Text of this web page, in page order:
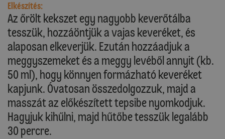
Elkészítés:
Az őrölt kekszet egy nagyobb keverőtálba
tesszük, hozzáöntjük a vajas keveréket, és
alaposan elkeverjük. Ezután hozzáadjuk a
meggyszemeket és a meggy levéből annyit (kb.
50 ml), hogy könnyen formázható keveréket
kapjunk. Óvatosan összedolgozzuk, majd a
masszát az előkészített tepsibe nyomkodjuk.
Hagyjuk kihűlni, majd hűtőbe tesszük legalább
30 percre.